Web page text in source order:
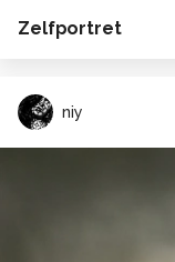
Zelfportret
niy